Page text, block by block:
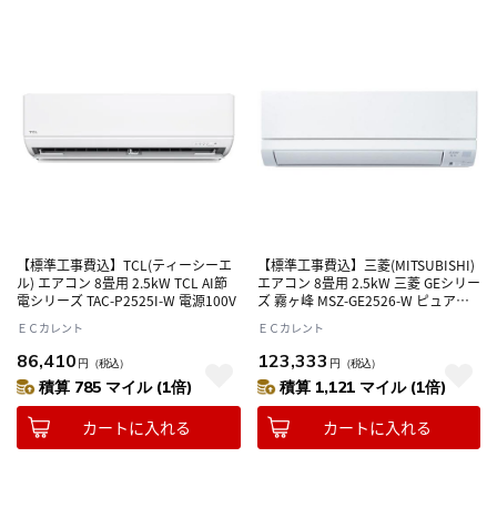
【標準工事費込】TCL(ティーシーエ
ル) エアコン 8畳用 2.5kW TCL AI節
電シリーズ TAC-P2525I-W 電源100V
ＥＣカレント
86,410 円 （税込）
積算 785 マイル (1倍)
カートに入れる
【標準工事費込】三菱(MITSUBISHI)
エアコン 8畳用 2.5kW 三菱 GEシリー
ズ 霧ヶ峰 MSZ-GE2526-W ピュアホ
ＥＣカレント
123,333 円 （税込）
積算 1,121 マイル (1倍)
カートに入れる